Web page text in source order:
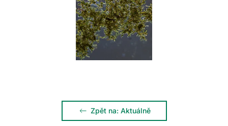
Zpět na: Aktuálně